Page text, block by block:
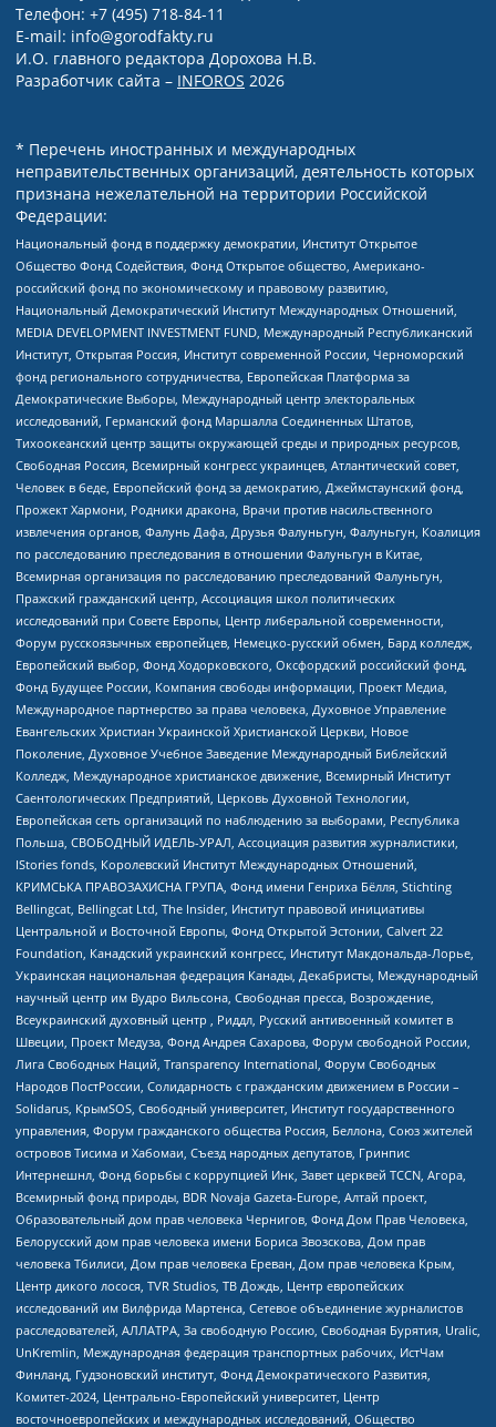
Телефон: +7 (495) 718-84-11
E-mail: info@gorodfakty.ru
И.О. главного редактора Дорохова Н.В.
Разработчик сайта – INFOROS 2026
* Перечень иностранных и международных
неправительственных организаций, деятельность которых
признана нежелательной на территории Российской
Федерации:
Национальный фонд в поддержку демократии, Институт Открытое
Общество Фонд Содействия, Фонд Открытое общество, Американо-
российский фонд по экономическому и правовому развитию,
Национальный Демократический Институт Международных Отношений,
MEDIA DEVELOPMENT INVESTMENT FUND, Международный Республиканский
Институт, Открытая Россия, Институт современной России, Черноморский
фонд регионального сотрудничества, Европейская Платформа за
Демократические Выборы, Международный центр электоральных
исследований, Германский фонд Маршалла Соединенных Штатов,
Тихоокеанский центр защиты окружающей среды и природных ресурсов,
Свободная Россия, Всемирный конгресс украинцев, Атлантический совет,
Человек в беде, Европейский фонд за демократию, Джеймстаунский фонд,
Прожект Хармони, Родники дракона, Врачи против насильственного
извлечения органов, Фалунь Дафа, Друзья Фалуньгун, Фалуньгун, Коалиция
по расследованию преследования в отношении Фалуньгун в Китае,
Всемирная организация по расследованию преследований Фалуньгун,
Пражский гражданский центр, Ассоциация школ политических
исследований при Совете Европы, Центр либеральной современности,
Форум русскоязычных европейцев, Немецко-русский обмен, Бард колледж,
Европейский выбор, Фонд Ходорковского, Оксфордский российский фонд,
Фонд Будущее России, Компания свободы информации, Проект Медиа,
Международное партнерство за права человека, Духовное Управление
Евангельских Христиан Украинской Христианской Церкви, Новое
Поколение, Духовное Учебное Заведение Международный Библейский
Колледж, Международное христианское движение, Всемирный Институт
Саентологических Предприятий, Церковь Духовной Технологии,
Европейская сеть организаций по наблюдению за выборами, Республика
Польша, СВОБОДНЫЙ ИДЕЛЬ-УРАЛ, Ассоциация развития журналистики,
IStories fonds, Королевский Институт Международных Отношений,
КРИМСЬКА ПРАВОЗАХИСНА ГРУПА, Фонд имени Генриха Бёлля, Stichting
Bellingcat, Bellingcat Ltd, The Insider, Институт правовой инициативы
Центральной и Восточной Европы, Фонд Открытой Эстонии, Calvert 22
Foundation, Канадский украинский конгресс, Институт Макдональда-Лорье,
Украинская национальная федерация Канады, Декабристы, Международный
научный центр им Вудро Вильсона, Свободная пресса, Возрождение,
Всеукраинский духовный центр , Риддл, Русский антивоенный комитет в
Швеции, Проект Медуза, Фонд Андрея Сахарова, Форум свободной России,
Лига Свободных Наций, Transparеncy International, Форум Свободных
Народов ПостРоссии, Солидарность с гражданским движением в России –
Solidarus, КрымSOS, Свободный университет, Институт государственного
управления, Форум гражданского общества Россия, Беллона, Союз жителей
островов Тисима и Хабомаи, Съезд народных депутатов, Гринпис
Интернешнл, Фонд борьбы с коррупцией Инк, Завет церквей TCCN, Агора,
Всемирный фонд природы, BDR Novaja Gazeta-Europe, Алтай проект,
Образовательный дом прав человека Чернигов, Фонд Дом Прав Человека,
Белорусский дом прав человека имени Бориса Звозскова, Дом прав
человека Тбилиси, Дом прав человека Ереван, Дом прав человека Крым,
Центр дикого лосося, TVR Studios, ТВ Дождь, Центр европейских
исследований им Вилфрида Мартенса, Сетевое объединение журналистов
расследователей, АЛЛАТРА, За свободную Россию, Свободная Бурятия, Uralic,
UnKremlin, Международная федерация транспортных рабочих, ИстЧам
Финланд, Гудзоновский институт, Фонд Демократического Развития,
Комитет-2024, Центрально-Европейский университет, Центр
восточноевропейских и международных исследований, Общество